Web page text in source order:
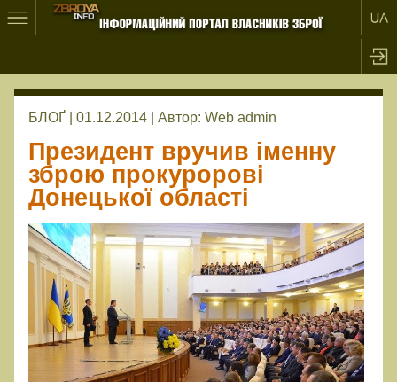
БЛОҐ | 01.12.2014 | Автор: Web admin
Президент вручив іменну
зброю прокуророві
Донецької області